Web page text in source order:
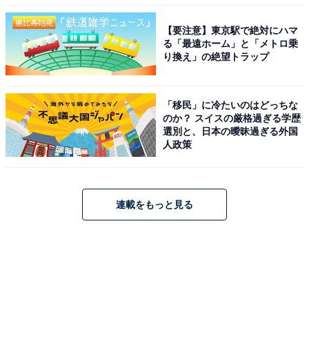
ックスの横浜さんなら、イケメンの流川役がピッタリで
す。
回答者からは、「キャラクターにマッチしそうだから」
がいい」（30代女性／沖縄県）、「貧血っぽい白さが似
ているし、クールキャラも演じられるため」（20代女性
／群馬県）などの意見が寄せられました。
※回答者のコメントは原文ママです
【要注意】東京駅で絶対にハマ
る「最遠ホーム」と「メトロ乗
り換え」の絶望トラップ
「移民」に冷たいのはどっちな
のか？ スイスの厳格過ぎる学歴
選別と、日本の曖昧過ぎる外国
人政策
連載をもっと見る